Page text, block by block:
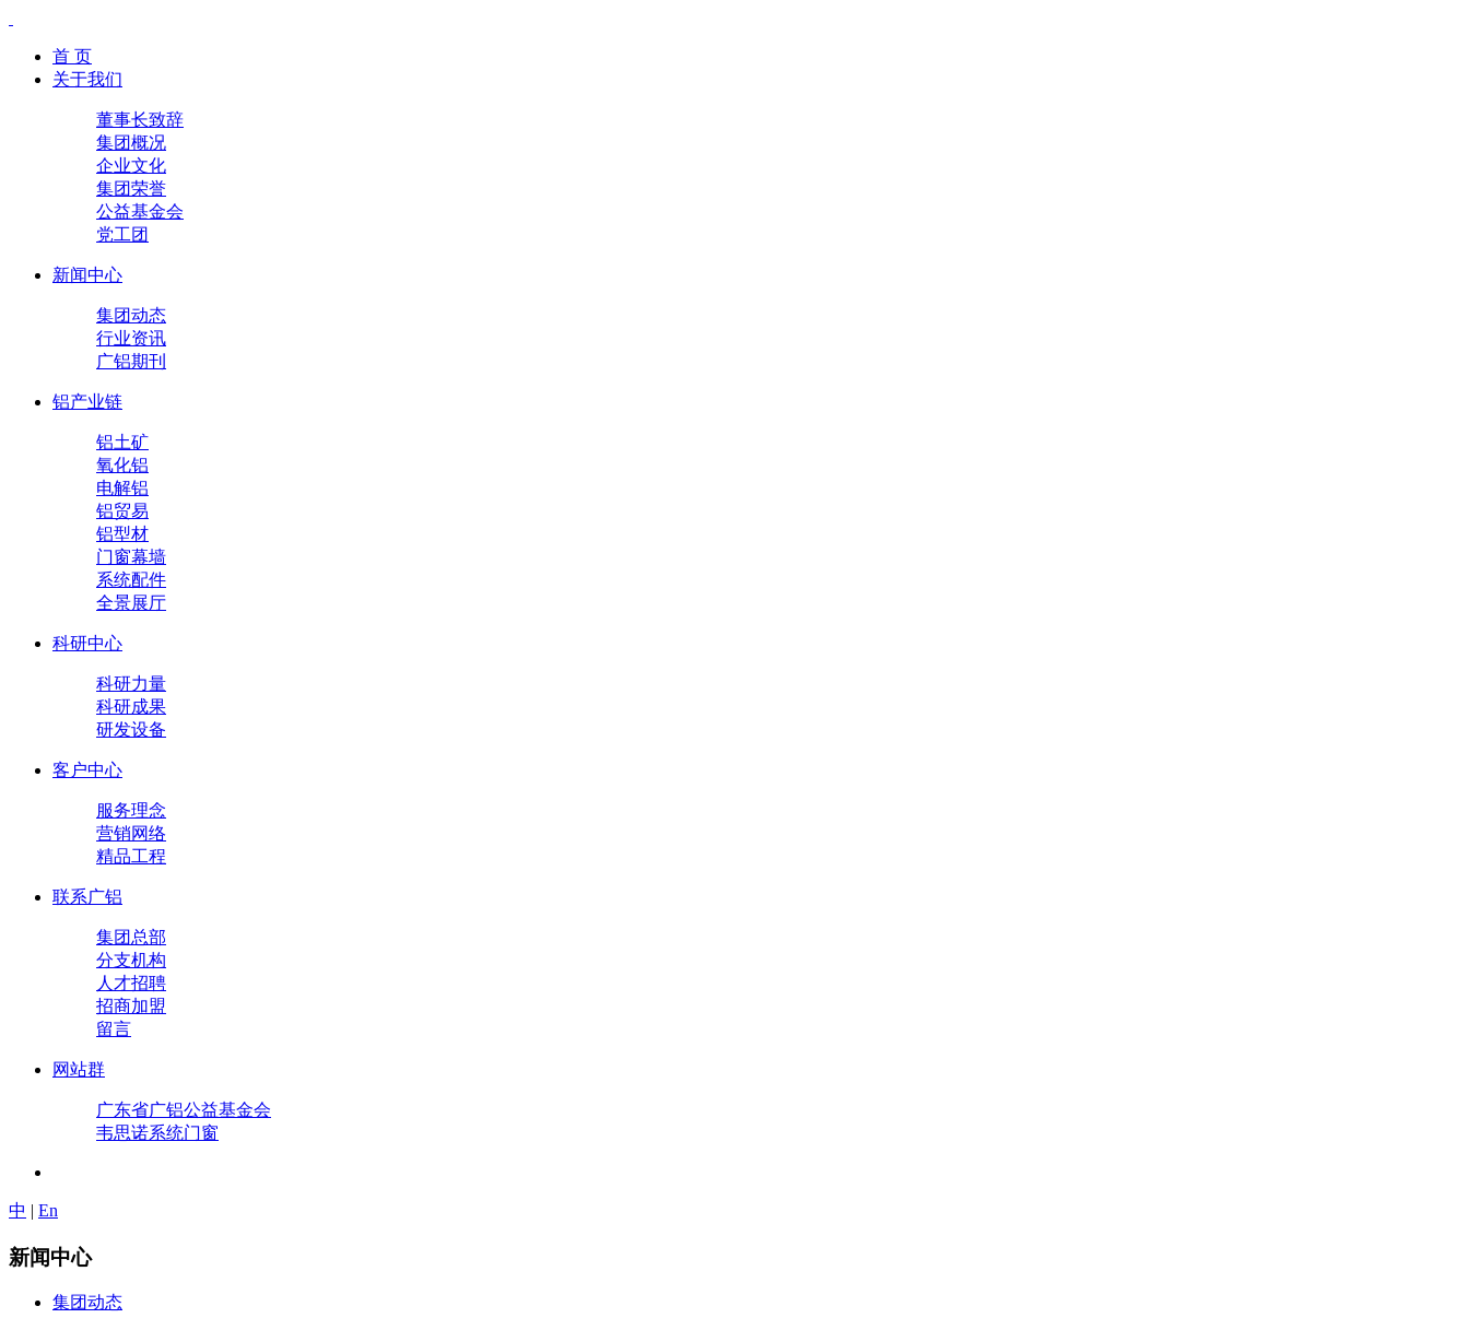
首 页
关于我们
董事长致辞
集团概况
企业文化
集团荣誉
公益基金会
党工团
新闻中心
集团动态
行业资讯
广铝期刊
铝产业链
铝土矿
氧化铝
电解铝
铝贸易
铝型材
门窗幕墙
系统配件
全景展厅
科研中心
科研力量
科研成果
研发设备
客户中心
服务理念
营销网络
精品工程
联系广铝
集团总部
分支机构
人才招聘
招商加盟
留言
网站群
广东省广铝公益基金会
韦思诺系统门窗
中 | En
新闻中心
集团动态